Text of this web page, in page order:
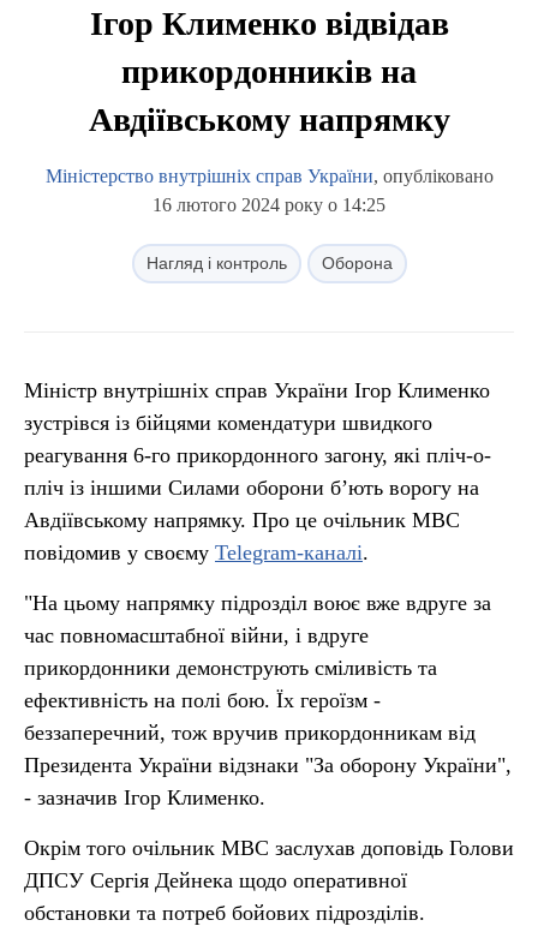
Ігор Клименко відвідав
прикордонників на
Авдіївському напрямку
Міністерство внутрішніх справ України, опубліковано
16 лютого 2024 року о 14:25
Нагляд і контроль Оборона
Міністр внутрішніх справ України Ігор Клименко
зустрівся із бійцями комендатури швидкого
реагування 6-го прикордонного загону, які пліч-о-
пліч із іншими Силами оборони б’ють ворогу на
Авдіївському напрямку. Про це очільник МВС
повідомив у своєму Telegram-каналі.
"На цьому напрямку підрозділ воює вже вдруге за
час повномасштабної війни, і вдруге
прикордонники демонструють сміливість та
ефективність на полі бою. Їх героїзм -
беззаперечний, тож вручив прикордонникам від
Президента України відзнаки "За оборону України",
- зазначив Ігор Клименко.
Окрім того очільник МВС заслухав доповідь Голови
ДПСУ Сергія Дейнека щодо оперативної
обстановки та потреб бойових підрозділів.